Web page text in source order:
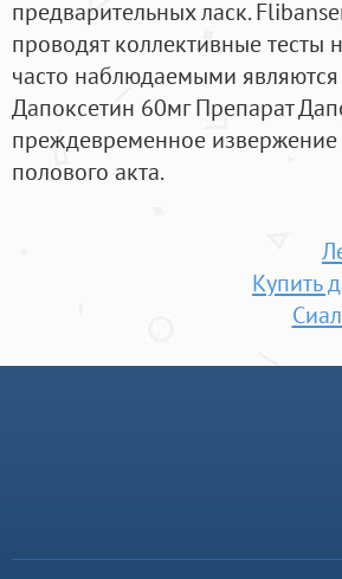
предварительных ласк.
проводят коллективные
часто наблюдаемыми
Дапоксетин 60мг Препарат
преждевременное извержение
полового акта.
Купить